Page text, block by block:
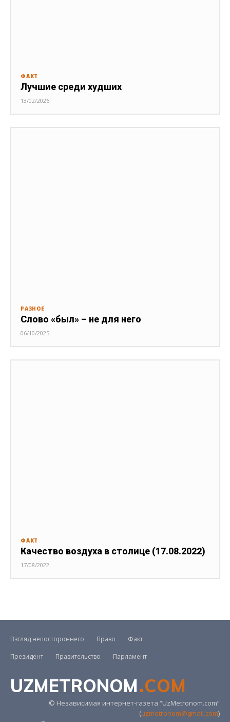
ФАКТ
Лучшие среди худших
13/02/2026
РАЗНОЕ
Слово «был» – не для него
06/10/2025
ФАКТ
Качество воздуха в столице (17.08.2022)
17/08/2022
Взгляд непостороннего Право
Факт
Президент
Правительство Парламент
UZMETRONOM.COM
© Независимая интернет-газета “UzMetronom.com”
(uzmetronom@gmail.com)